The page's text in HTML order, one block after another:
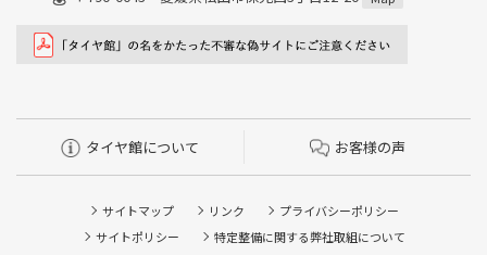
タイヤ館について お客様の声
サイトマップ リンク
プライバシーポリシー
サイトポリシー
特定整備に関する弊社取組について